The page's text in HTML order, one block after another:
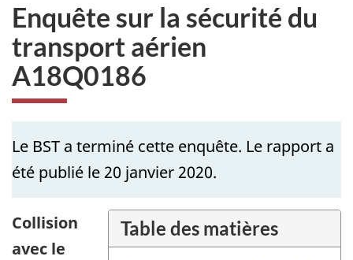
Enquête sur la sécurité du
transport aérien
A18Q0186
Le BST a terminé cette enquête. Le rapport a
été publié le 20 janvier 2020.
Table des matières
Collision
avec le